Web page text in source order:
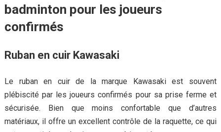
badminton pour les joueurs
confirmés
Ruban en cuir Kawasaki
Le ruban en cuir de la marque Kawasaki est souvent
plébiscité par les joueurs confirmés pour sa prise ferme et
sécurisée. Bien que moins confortable que d’autres
matériaux, il offre un excellent contrôle de la raquette, ce qui